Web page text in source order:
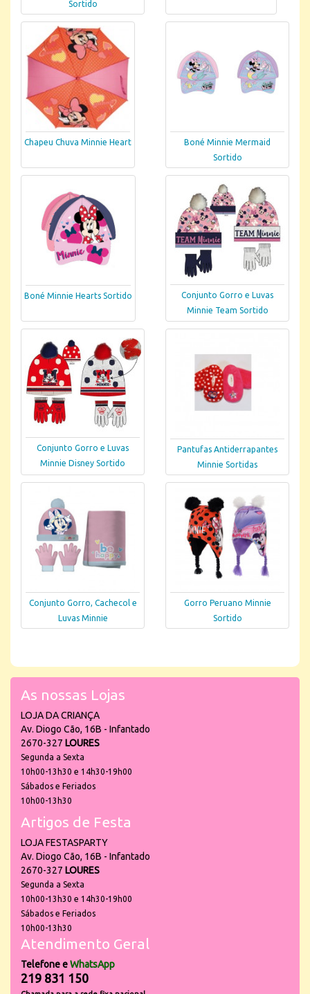
Sortido
Chapeu Chuva Minnie Heart
Boné Minnie Mermaid
Sortido
Boné Minnie Hearts Sortido
Conjunto Gorro e Luvas
Minnie Team Sortido
Conjunto Gorro e Luvas
Minnie Disney Sortido
Pantufas Antiderrapantes
Minnie Sortidas
Conjunto Gorro, Cachecol e
Luvas Minnie
Gorro Peruano Minnie
Sortido
As nossas Lojas
LOJA DA CRIANÇA
Av. Diogo Cão, 16B - Infantado
2670-327 LOURES
Segunda a Sexta
10h00-13h30 e 14h30-19h00
Sábados e Feriados
10h00-13h30
Artigos de Festa
LOJA FESTASPARTY
Av. Diogo Cão, 16B - Infantado
2670-327 LOURES
Segunda a Sexta
10h00-13h30 e 14h30-19h00
Sábados e Feriados
10h00-13h30
Atendimento Geral
Telefone eWhatsApp
219 831 150